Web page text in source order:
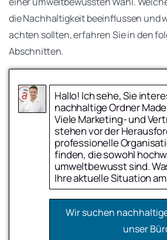
die Nachhaltigkeit beeinflussen und
achten sollten, erfahren Sie in den
Abschnitten.
Hallo! Ich sehe, Sie
nachhaltige Ordner
Viele Marketing- und
stehen vor der
professionelle
finden, die sowohl
umweltbewusst sind.
Ihre aktuelle Situation
Wir suchen
unser
Akut – wir brauchen
Mittelfristig – in den
Individuelle
Firmenlogo
Sonderformate für